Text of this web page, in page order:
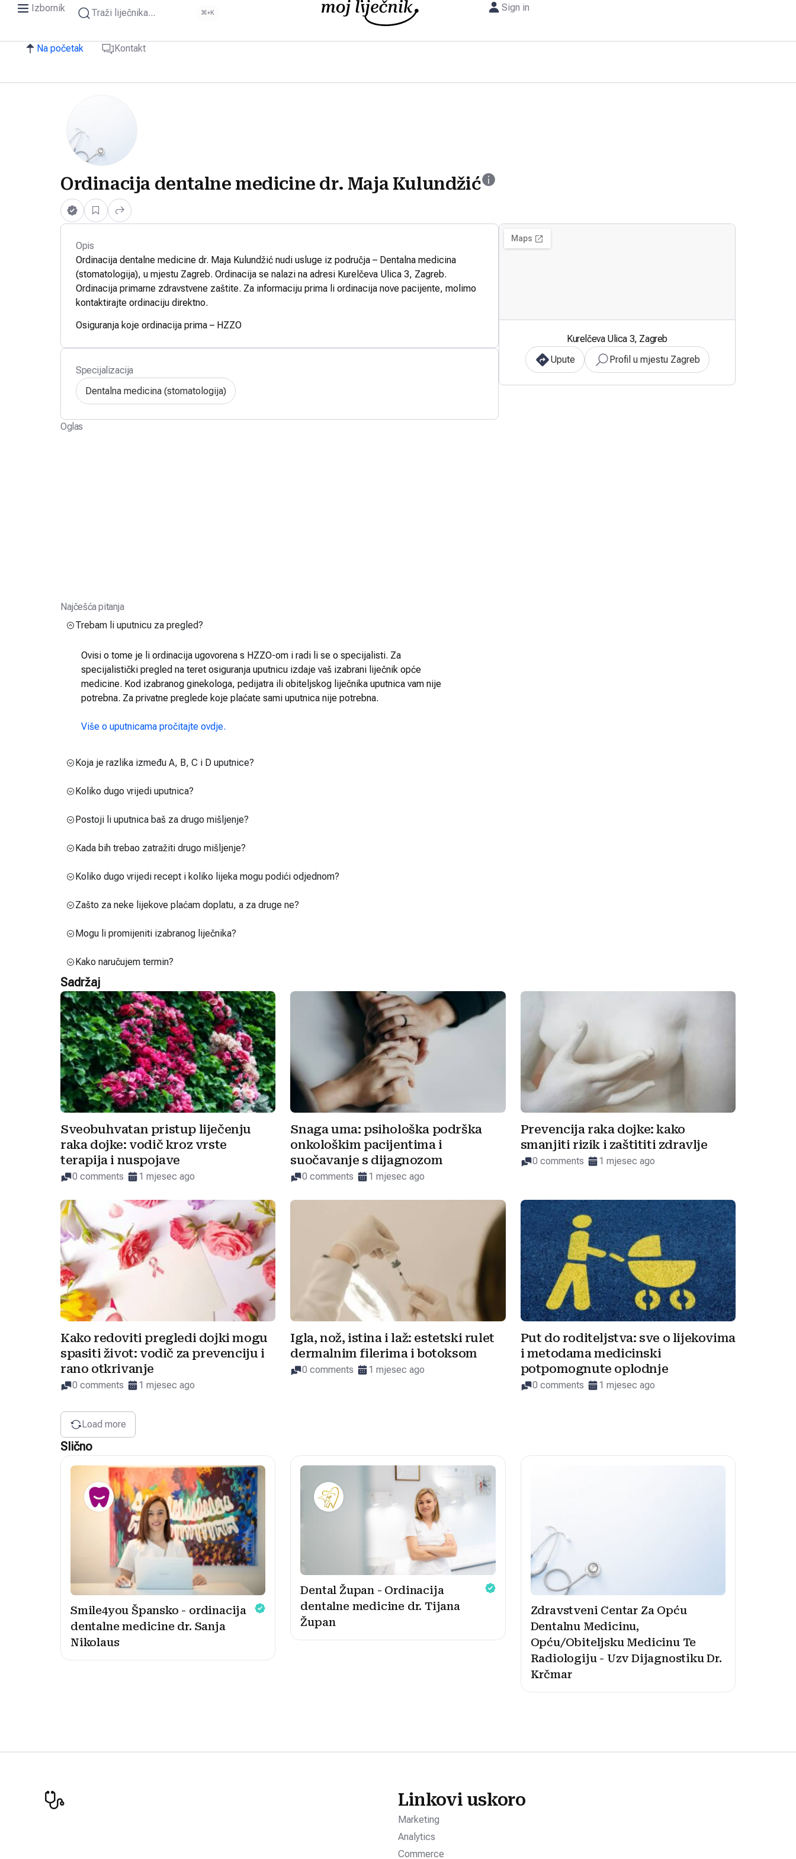
Izbornik Traži liječnika... ⌘+K Sign in
Na početak Kontakt
Ordinacija dentalne medicine dr. Maja Kulundžić
Opis
Ordinacija dentalne medicine dr. Maja Kulundžić nudi usluge iz područja – Dentalna medicina
(stomatologija), u mjestu Zagreb. Ordinacija se nalazi na adresi Kurelčeva Ulica 3, Zagreb.
Ordinacija primarne zdravstvene zaštite. Za informaciju prima li ordinacija nove pacijente, molimo
kontaktirajte ordinaciju direktno.
Osiguranja koje ordinacija prima – HZZO
Specijalizacija
Dentalna medicina (stomatologija)
Oglas
Kurelčeva Ulica 3, Zagreb
Upute
Profil u mjestu Zagreb
Najčešća pitanja
Trebam li uputnicu za pregled?
Ovisi o tome je li ordinacija ugovorena s HZZO-om i radi li se o specijalisti. Za
specijalistički pregled na teret osiguranja uputnicu izdaje vaš izabrani liječnik opće
medicine. Kod izabranog ginekologa, pedijatra ili obiteljskog liječnika uputnica vam nije
potrebna. Za privatne preglede koje plaćate sami uputnica nije potrebna.
Više o uputnicama pročitajte ovdje.
Koja je razlika između A, B, C i D uputnice?
Koliko dugo vrijedi uputnica?
Postoji li uputnica baš za drugo mišljenje?
Kada bih trebao zatražiti drugo mišljenje?
Koliko dugo vrijedi recept i koliko lijeka mogu podići odjednom?
Zašto za neke lijekove plaćam doplatu, a za druge ne?
Mogu li promijeniti izabranog liječnika?
Kako naručujem termin?
Sadržaj
Sveobuhvatan pristup liječenju
raka dojke: vodič kroz vrste
terapija i nuspojave
0 comments 1 mjesec ago
Snaga uma: psihološka podrška
onkološkim pacijentima i
suočavanje s dijagnozom
0 comments 1 mjesec ago
Prevencija raka dojke: kako
smanjiti rizik i zaštititi zdravlje
0 comments 1 mjesec ago
Kako redoviti pregledi dojki mogu
spasiti život: vodič za prevenciju i
rano otkrivanje
0 comments 1 mjesec ago
Igla, nož, istina i laž: estetski rulet
dermalnim filerima i botoksom
0 comments 1 mjesec ago
Put do roditeljstva: sve o lijekovima
i metodama medicinski
potpomognute oplodnje
0 comments 1 mjesec ago
Load more
Slično
Smile4you Špansko - ordinacija
dentalne medicine dr. Sanja
Nikolaus
Dental Župan - Ordinacija
dentalne medicine dr. Tijana
Župan
Zdravstveni Centar Za Opću
Dentalnu Medicinu,
Opću/Obiteljsku Medicinu Te
Radiologiju - Uzv Dijagnostiku Dr.
Krčmar
Linkovi uskoro
Marketing
Analytics
Commerce